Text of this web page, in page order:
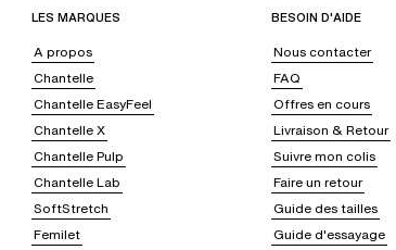
LES MARQUES
A propos
Chantelle
Chantelle EasyFeel
Chantelle X
Chantelle Pulp
Chantelle Lab
SoftStretch
Femilet
BESOIN D'AIDE
Nous contacter
FAQ
Offres en cours
Livraison & Retour
Suivre mon colis
Faire un retour
Guide des tailles
Guide d'essayage